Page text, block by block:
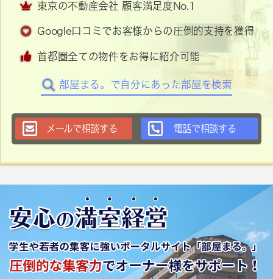
東京の不動産会社 顧客満足度No.1
Google口コミでお客様からの圧倒的支持を獲得
首都圏全ての物件をお得に紹介可能
部屋まる。で自分にあった部屋を検索
メールで相談する 電話で相談する